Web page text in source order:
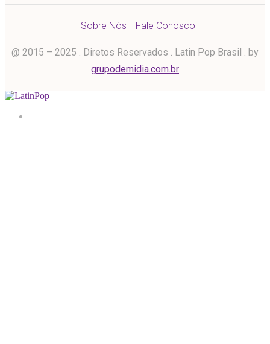
Sobre Nós | Fale Conosco
@ 2015 – 2025 . Diretos Reservados . Latin Pop Brasil . by
grupodemidia.com.br